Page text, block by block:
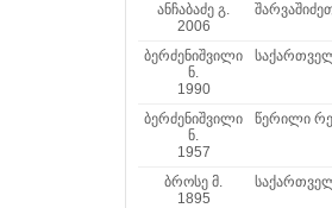
ანჩაბაძე გ.
2006
ბერძენიშვილი
ნ.
1990
ბერძენიშვილი
ნ.
1957
წერილი
ბროსე მ.
1895